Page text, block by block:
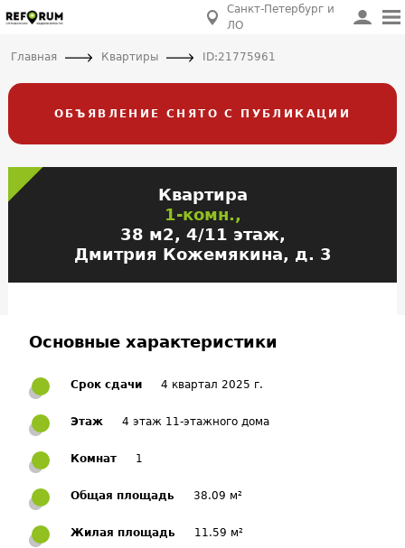
Санкт-Петербург и
ЛО
Главная Квартиры ID:21775961
ОБЪЯВЛЕНИЕ СНЯТО С ПУБЛИКАЦИИ
Квартира
1-комн.,
38 м2, 4/11 этаж,
Дмитрия Кожемякина, д. 3
Основные характеристики
Срок сдачи 4 квартал 2025 г.
Этаж 4 этаж 11-этажного дома
Комнат 1
Общая площадь 38.09 м²
Жилая площадь 11.59 м²